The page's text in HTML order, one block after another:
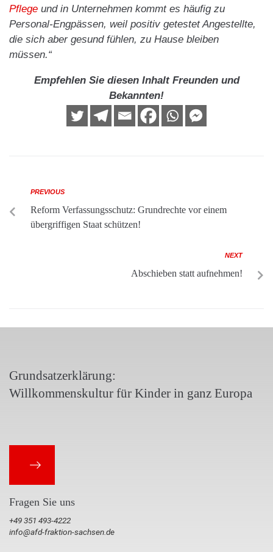
Pflege und in Unternehmen kommt es häufig zu
Personal-Engpässen, weil positiv getestet Angestellte,
die sich aber gesund fühlen, zu Hause bleiben
müssen.“
Empfehlen Sie diesen Inhalt Freunden und
Bekannten!
PREVIOUS
Reform Verfassungsschutz: Grundrechte vor einem
übergriffigen Staat schützen!
NEXT
Abschieben statt aufnehmen!
Grundsatzerklärung:
Willkommenskultur für Kinder in ganz Europa
Fragen Sie uns
+49 351 493-4222
info@afd-fraktion-sachsen.de